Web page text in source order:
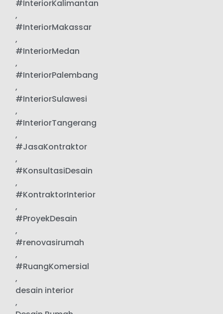
#InteriorKalimantan
,
#InteriorMakassar
,
#InteriorMedan
,
#InteriorPalembang
,
#InteriorSulawesi
,
#InteriorTangerang
,
#JasaKontraktor
,
#KonsultasiDesain
,
#KontraktorInterior
,
#ProyekDesain
,
#renovasirumah
,
#RuangKomersial
,
desain interior
,